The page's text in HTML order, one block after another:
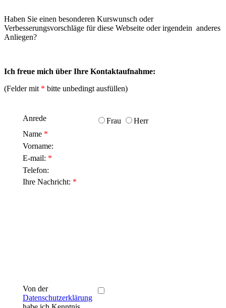
Haben Sie einen besonderen Kurswunsch oder
Verbesserungsvorschläge für diese Webseite oder irgendein anderes
Anliegen?
Ich freue mich über Ihre Kontaktaufnahme:
(Felder mit * bitte unbedingt ausfüllen)
Anrede Frau
Herr
Name *
Vorname:
E-mail: *
Telefon:
Ihre Nachricht: *
Von der
Datenschutzerklärung